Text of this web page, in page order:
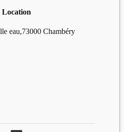
Location
eau,73000 Chambéry